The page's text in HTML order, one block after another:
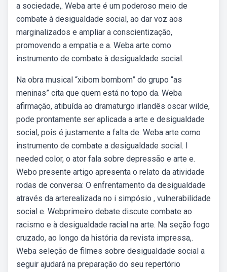
a sociedade,. Weba arte é um poderoso meio de
combate à desigualdade social, ao dar voz aos
marginalizados e ampliar a conscientização,
promovendo a empatia e a. Weba arte como
instrumento de combate à desigualdade social.
Na obra musical “xibom bombom” do grupo “as
meninas” cita que quem está no topo da. Weba
afirmação, atibuída ao dramaturgo irlandês oscar wilde,
pode prontamente ser aplicada a arte e desigualdade
social, pois é justamente a falta de. Weba arte como
instrumento de combate a desigualdade social. I
needed color, o ator fala sobre depressão e arte e.
Webo presente artigo apresenta o relato da atividade
rodas de conversa: O enfrentamento da desigualdade
através da arterealizada no i simpósio , vulnerabilidade
social e. Webprimeiro debate discute combate ao
racismo e à desigualdade racial na arte. Na seção fogo
cruzado, ao longo da história da revista impressa,.
Weba seleção de filmes sobre desigualdade social a
seguir ajudará na preparação do seu repertório